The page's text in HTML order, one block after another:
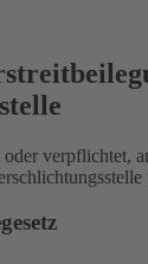
verpflichtet,